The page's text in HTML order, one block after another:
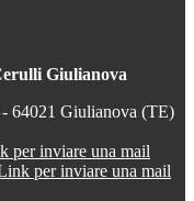
Giulianova
64021 Giulianova (TE)
per inviare una mail
per inviare una mail